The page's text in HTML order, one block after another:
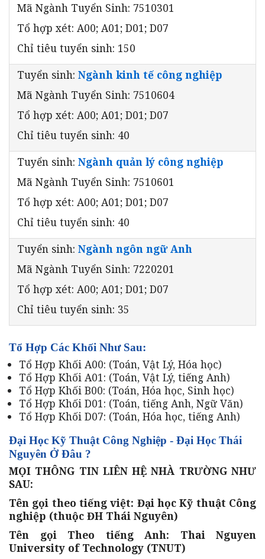
Mã Ngành Tuyển Sinh: 7510301
Tổ hợp xét: A00; A01; D01; D07
Chỉ tiêu tuyển sinh: 150
Tuyển sinh: Ngành kinh tế công nghiệp
Mã Ngành Tuyển Sinh: 7510604
Tổ hợp xét: A00; A01; D01; D07
Chỉ tiêu tuyển sinh: 40
Tuyển sinh: Ngành quản lý công nghiệp
Mã Ngành Tuyển Sinh: 7510601
Tổ hợp xét: A00; A01; D01; D07
Chỉ tiêu tuyển sinh: 40
Tuyển sinh: Ngành ngôn ngữ Anh
Mã Ngành Tuyển Sinh: 7220201
Tổ hợp xét: A00; A01; D01; D07
Chỉ tiêu tuyển sinh: 35
Tổ Hợp Các Khối Như Sau:
Tổ Hợp Khối A00: (Toán, Vật Lý, Hóa học)
Tổ Hợp Khối A01: (Toán, Vật Lý, tiếng Anh)
Tổ Hợp Khối B00: (Toán, Hóa học, Sinh học)
Tổ Hợp Khối D01: (Toán, tiếng Anh, Ngữ Văn)
Tổ Hợp Khối D07: (Toán, Hóa học, tiếng Anh)
Đại Học Kỹ Thuật Công Nghiệp - Đại Học Thái
Nguyên Ở Đâu ?
MỌI THÔNG TIN LIÊN HỆ NHÀ TRƯỜNG NHƯ
SAU:
Tên gọi theo tiếng việt: Đại học Kỹ thuật Công
nghiệp (thuộc ĐH Thái Nguyên)
Tên gọi Theo tiếng Anh: Thai Nguyen
University of Technology (TNUT)